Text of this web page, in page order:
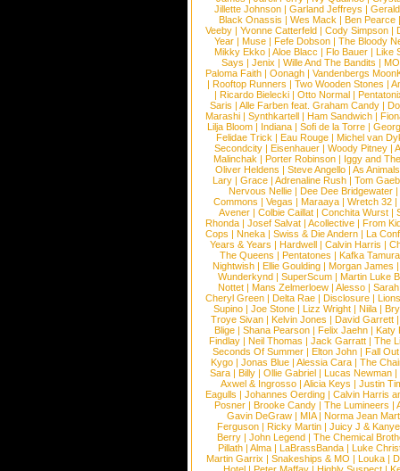
Jillette Johnson | Garland Jeffreys |
Black Onassis | Wes Mack | Ben Pearce
Veeby | Yvonne Catterfeld | Cody Simpson |
Year |Muse |Fefe Dobson |The Bloody
Mikky Ekko | Aloe Blacc | Flo Bauer | Like
Says | Jenix | Wille And The Bandits | MO
Paloma Faith |Oonagh |Vandenbergs
|Rooftop Runners |Two Wooden Stones |
| Ricardo Bielecki | Otto Normal |
Saris | Alle Farben feat. Graham Candy |
Marashi | Synthkartell | Ham Sandwich |
Lilja Bloom | Indiana | Sofi de la Torre |
Felidae Trick | Eau Rouge | Michel van
Secondcity |Eisenhauer |Woody Pitney |
Malinchak |Porter Robinson | Iggy and
Oliver Heldens |Steve Angello |As Animals
Lary | Grace | Adrenaline Rush | Tom
Nervous Nellie | Dee Dee Bridgewater |
Commons |Vegas |Maraaya |Wretch 32 |
Avener | Colbie Caillat | Conchita Wurst |
Rhonda | Josef Salvat | Acollective | From
Cops | Nneka | Swiss & Die Andern | La
Years & Years |Hardwell |Calvin Harris |
The Queens | Pentatones | Kafka Tamura
Nightwish |Ellie Goulding |Morgan James
Wunderkynd | SuperScum | Martin Luke
Nottet |Mans Zelmerloew |Alesso |
Cheryl Green |Delta Rae |Disclosure |
Supino |Joe Stone |Lizz Wright |Niila |
Troye Sivan | Kelvin Jones | David Garrett
Blige | Shana Pearson | Felix Jaehn | Katy
Findlay |Neil Thomas |Jack Garratt |The
Seconds Of Summer |Elton John |Fall
Kygo |Jonas Blue |Alessia Cara |The
Sara |Billy |Ollie Gabriel |Lucas Newman |
Axwel & Ingrosso | Alicia Keys | Justin
Eagulls |Johannes Oerding |Calvin Harris
Posner |Brooke Candy |The Lumineers |
Gavin DeGraw | MIA| Norma Jean
Ferguson | Ricky Martin | Juicy J &
Berry | John Legend | The Chemical
Pillath |Alma |LaBrassBanda |Luke
Martin Garrix | Snakeships & MO | Louka |